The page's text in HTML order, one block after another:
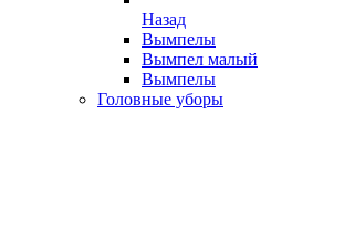
Назад
Вымпелы
Вымпел малый
Вымпелы
Головные уборы